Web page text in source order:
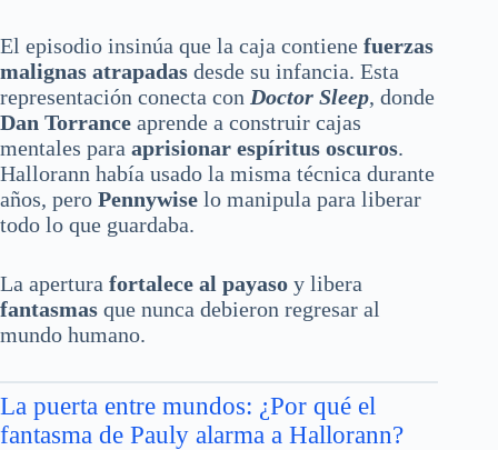
El episodio insinúa que la caja contiene fuerzas
malignas atrapadas desde su infancia. Esta
representación conecta con Doctor Sleep, donde
Dan Torrance aprende a construir cajas
mentales para aprisionar espíritus oscuros.
Hallorann había usado la misma técnica durante
años, pero Pennywise lo manipula para liberar
todo lo que guardaba.
La apertura fortalece al payaso y libera
fantasmas que nunca debieron regresar al
mundo humano.
La puerta entre mundos: ¿Por qué el
fantasma de Pauly alarma a Hallorann?